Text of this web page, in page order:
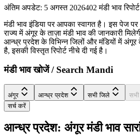
अंतिम अपडेट: 5 अगस्त 2026402 मंडी भाव रिपोर्ट
मंडी भाव इंडिया पर आपका स्वागत है। इस पेज
राज्य में अंगूर के ताज़ा मंडी भाव की जानकारी
आन्ध्र प्रदेश के विभिन्न जिलों और मंडियों में अंगूर
है, इसकी विस्तृत रिपोर्ट नीचे दी गई है।
मंडी भाव खोजें / Search Mandi
अंगूर आन्ध्र प्रदेश सभी जिले
सभी
सर्च करें
आन्ध्र प्रदेश: अंगूर मंडी भाव